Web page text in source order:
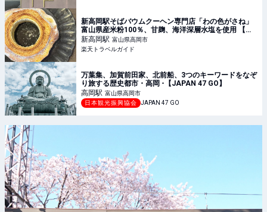
新高岡駅そばバウムクーヘン専門店「わの色がさね」
富山県産米粉100％、甘麹、海洋深層水塩を使用 【楽
天トラベル】
新高岡駅 富山県高岡市
楽天トラベルガイド
万葉集、加賀前田家、北前船、3つのキーワードをなぞ
り旅する歴史都市・高岡 -【JAPAN 47 GO】
高岡駅 富山県高岡市
日本観光振興協会
JAPAN 47 GO